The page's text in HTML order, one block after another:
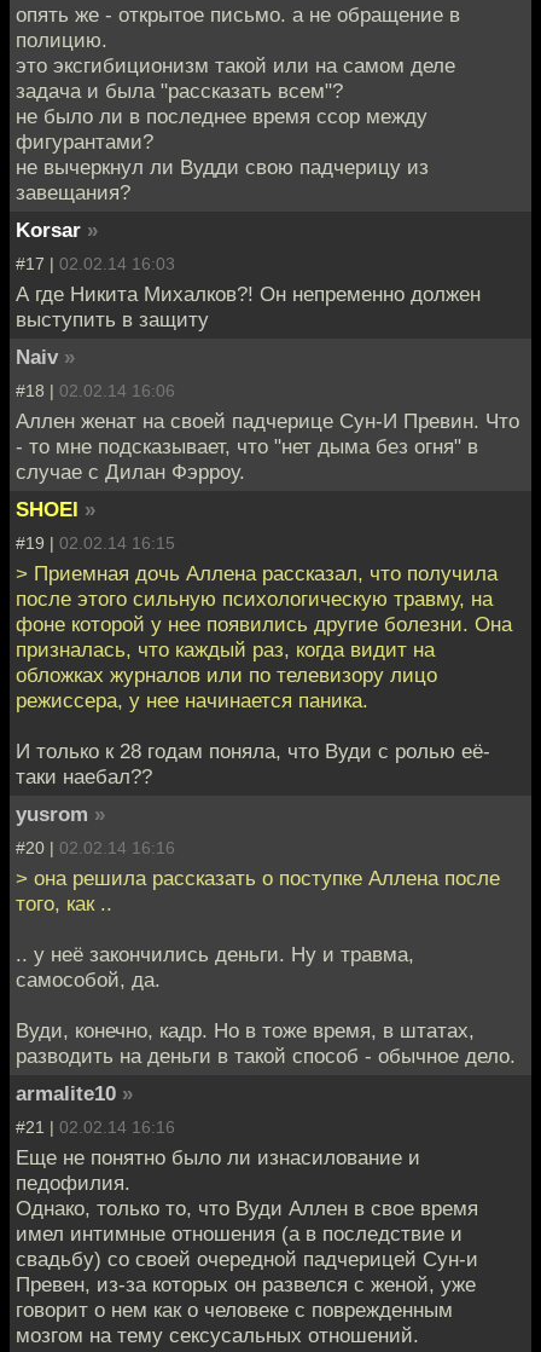
опять же - открытое письмо. а не обращение в
полицию.
это эксгибиционизм такой или на самом деле
задача и была "рассказать всем"?
не было ли в последнее время ссор между
фигурантами?
не вычеркнул ли Вудди свою падчерицу из
завещания?
Korsar »
#17 | 02.02.14 16:03
А где Никита Михалков?! Он непременно должен
выступить в защиту
Naiv »
#18 | 02.02.14 16:06
Аллен женат на своей падчерице Сун-И Превин. Что
- то мне подсказывает, что "нет дыма без огня" в
случае с Дилан Фэрроу.
SHOEI »
#19 | 02.02.14 16:15
> Приемная дочь Аллена рассказал, что получила
после этого сильную психологическую травму, на
фоне которой у нее появились другие болезни. Она
призналась, что каждый раз, когда видит на
обложках журналов или по телевизору лицо
режиссера, у нее начинается паника.
И только к 28 годам поняла, что Вуди с ролью её-
таки наебал??
yusrom »
#20 | 02.02.14 16:16
> она решила рассказать о поступке Аллена после
того, как ..
.. у неё закончились деньги. Ну и травма,
самособой, да.
Вуди, конечно, кадр. Но в тоже время, в штатах,
разводить на деньги в такой способ - обычное дело.
armalite10 »
#21 | 02.02.14 16:16
Еще не понятно было ли изнасилование и
педофилия.
Однако, только то, что Вуди Аллен в свое время
имел интимные отношения (а в последствие и
свадьбу) со своей очередной падчерицей Сун-и
Превен, из-за которых он развелся с женой, уже
говорит о нем как о человеке с поврежденным
мозгом на тему сексусальных отношений.